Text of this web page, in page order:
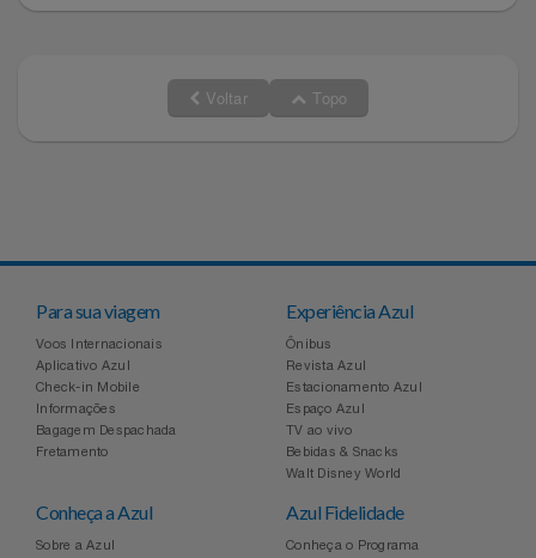
Voltar Topo
Para sua viagem
Voos Internacionais
Aplicativo Azul
Check-in Mobile
Informações
Bagagem Despachada
Fretamento
Experiência Azul
Ônibus
Revista Azul
Estacionamento Azul
Espaço Azul
TV ao vivo
Bebidas & Snacks
Walt Disney World
Conheça a Azul
Sobre a Azul
Azul Fidelidade
Conheça o Programa